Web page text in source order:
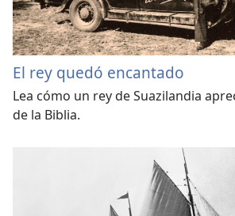
El rey quedó encantado
Lea cómo un rey de Suazilandia
de la Biblia.